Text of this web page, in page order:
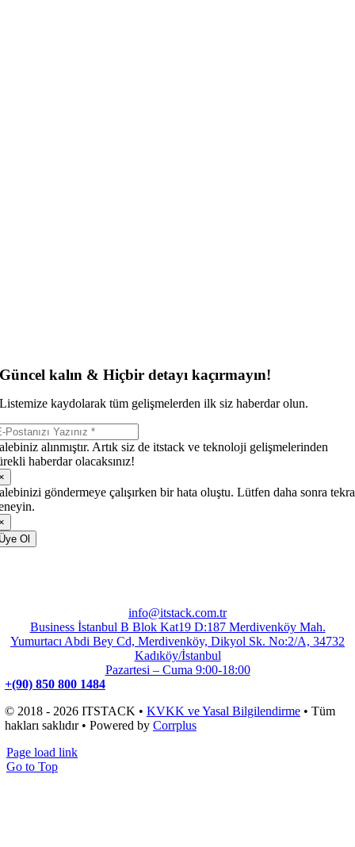
Güncel kalın & Hiçbir detayı kaçırmayın!
Listemize kaydolarak tüm gelişmelerden ilk siz haberdar olun.
alınmıştır. Artık siz de itstack ve teknoloji gelişmelerinden
haberdar olacaksınız!
göndermeye çalışırken bir hata oluştu. Lütfen daha sonra
Ol
info@itstack.com.tr
Business İstanbul B Blok Kat19 D:187 Merdivenköy Mah.
Yumurtacı Abdi Bey Cd, Merdivenköy, Dikyol Sk. No:2/A, 34732
Kadıköy/İstanbul
Pazartesi – Cuma 9:00-18:00
+(90) 850 800 1484
© 2018 - 2026 ITSTACK • KVKK ve Yasal Bilgilendirme• Tüm
hakları saklıdır • Powered by Corrplus
Page load link
Go to Top